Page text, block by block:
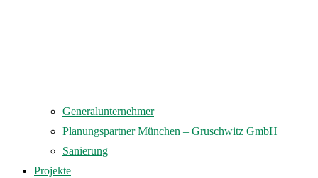
Generalunternehmer
Planungspartner München – Gruschwitz GmbH
Sanierung
Projekte